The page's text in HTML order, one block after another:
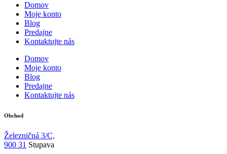
Domov
Moje konto
Blog
Predajne
Kontaktujte nás
Domov
Moje konto
Blog
Predajne
Kontaktujte nás
Obchod
Železničná 3/C,
900 31 Stupava